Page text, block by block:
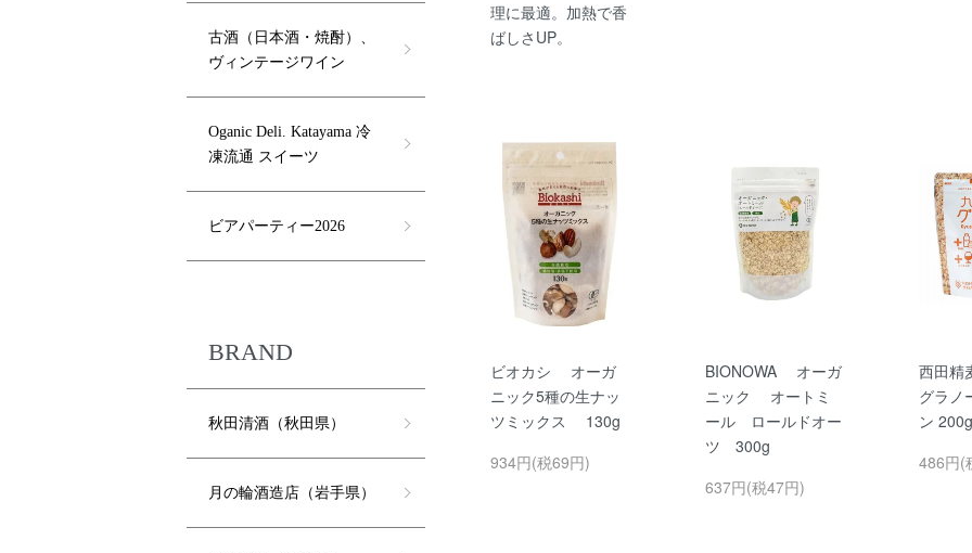
理に最適。加熱で香
ばしさUP。
ビオカシ オーガ
ニック5種の生ナッ
ツミックス 130g
934円(税69円)
BIONOWA オーガ
ニック オートミ
ール ロールドオー
ツ 300g
637円(税47円)
西田精
グラ
ン 200g
486円(
古酒（日本酒・焼酎）、
ヴィンテージワイン
Oganic Deli. Katayama 冷
凍流通 スイーツ
ビアパーティー2026
BRAND
秋田清酒（秋田県）
月の輪酒造店（岩手県）